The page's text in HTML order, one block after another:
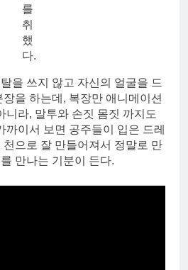
를
취
했
다.
을 쓰지 않고 자신의 얼굴을 드
을 하는데, 복장만 애니메이션
니라, 말투와 손짓 몸짓 까지도
까이서 보면 공주들이 입은 드레
으로 잘 만들어져서 정말로 만
만나는 기분이 든다.